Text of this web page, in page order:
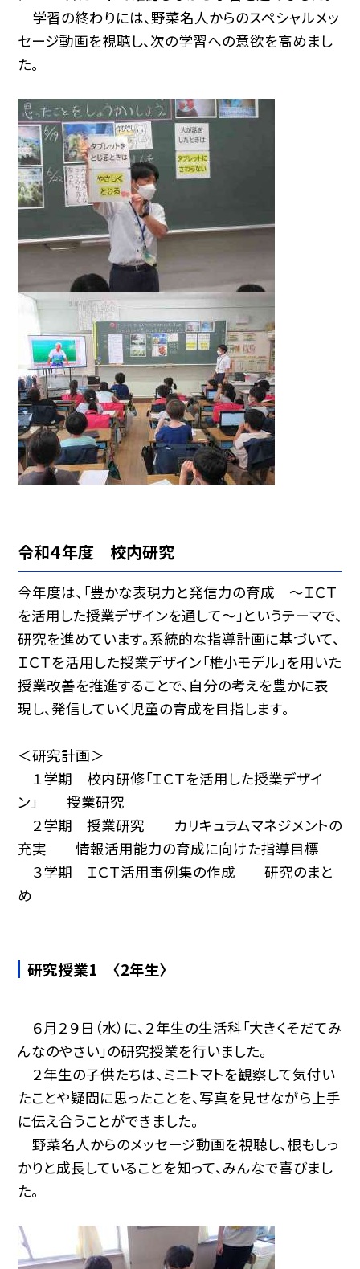
学習の終わりには、野菜名人からのスペシャルメッ
セージ動画を視聴し、次の学習への意欲を高めまし
た。
令和４年度 校内研究
今年度は、「豊かな表現力と発信力の育成 〜ＩＣＴ
を活用した授業デザインを通して〜」というテーマで、
研究を進めています。系統的な指導計画に基づいて、
ＩＣＴを活用した授業デザイン「椎小モデル」を用いた
授業改善を推進することで、自分の考えを豊かに表
現し、発信していく児童の育成を目指します。
＜研究計画＞
１学期 校内研修「ＩＣＴを活用した授業デザイ
ン」 授業研究
２学期 授業研究 カリキュラムマネジメントの
充実 情報活用能力の育成に向けた指導目標
３学期 ＩＣＴ活用事例集の作成 研究のまと
め
研究授業1 〈2年生〉
６月２９日（水）に、２年生の生活科「大きくそだてみ
んなのやさい」の研究授業を行いました。
２年生の子供たちは、ミニトマトを観察して気付い
たことや疑問に思ったことを、写真を見せながら上手
に伝え合うことができました。
野菜名人からのメッセージ動画を視聴し、根もしっ
かりと成長していることを知って、みんなで喜びまし
た。